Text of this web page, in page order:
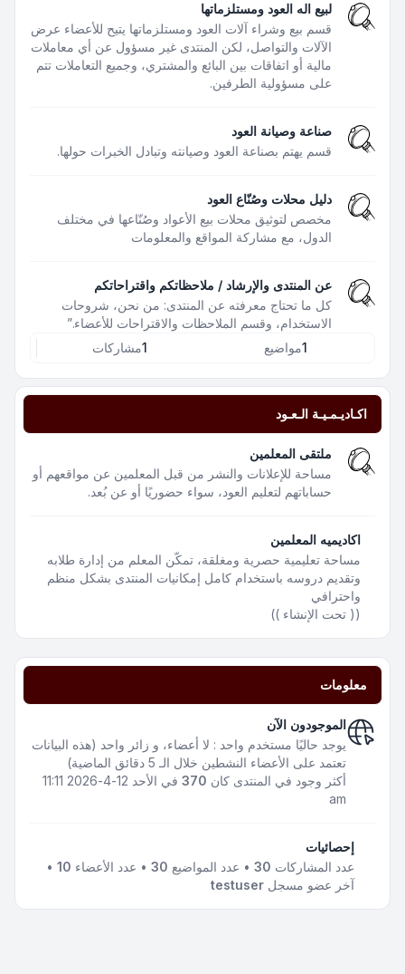
لبيع اله العود ومستلزماتها
قسم بيع وشراء آلات العود ومستلزماتها يتيح للأعضاء عرض
الآلات والتواصل، لكن المنتدى غير مسؤول عن أي معاملات
مالية أو اتفاقات بين البائع والمشتري، وجميع التعاملات تتم
على مسؤولية الطرفين.
صناعة وصيانة العود
قسم يهتم بصناعة العود وصيانته وتبادل الخبرات حولها.
دليل محلات وصُنّاع العود
مخصص لتوثيق محلات بيع الأعواد وصُنّاعها في مختلف
الدول، مع مشاركة المواقع والمعلومات
عن المنتدى والإرشاد / ملاحظاتكم واقتراحاتكم
كل ما تحتاج معرفته عن المنتدى: من نحن، شروحات
الاستخدام، وقسم الملاحظات والاقتراحات للأعضاء.”
1مواضيع 1مشاركات
اكـاديـمـيـة الـعـود
ملتقى المعلمين
مساحة للإعلانات والنشر من قبل المعلمين عن مواقعهم أو
حساباتهم لتعليم العود، سواء حضوريًا أو عن بُعد.
اكاديميه المعلمين
مساحة تعليمية حصرية ومغلقة، تمكّن المعلم من إدارة طلابه
وتقديم دروسه باستخدام كامل إمكانيات المنتدى بشكل منظم
واحترافي
(( تحت الإنشاء ))
معلومات
الموجودون الآن
يوجد حاليًا مستخدم واحد : لا أعضاء، و زائر واحد (هذه البيانات
تعتمد على الأعضاء النشطين خلال الـ 5 دقائق الماضية)
أكثر وجود في المنتدى كان 370
في الأحد 12-4-2026 11:11
am
إحصائيات
عدد المشاركات 30• عدد المواضيع 30• عدد الأعضاء 10
•
آخر عضو مسجل testuser